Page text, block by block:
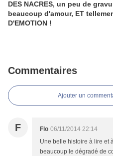
DES NACRES, un peu de
beaucoup d'amour, ET
D'EMOTION !
Commentaires
Ajouter un
F Flo 06/11/2014 22:14
Une belle histoire à lire et
beaucoup le dégradé de